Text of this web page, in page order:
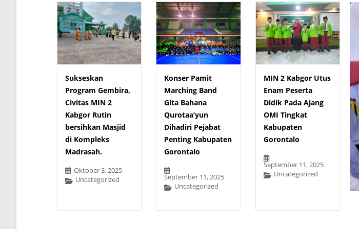
Sukseskan
Program Gembira,
Civitas MIN 2
Kabgor Rutin
bersihkan Masjid
di Kompleks
Madrasah.
Oktober 3, 2025
Uncategorized
Konser Pamit
Marching Band
Gita Bahana
Qurotaa’yun
Dihadiri Pejabat
Penting Kabupaten
Gorontalo
September 11, 2025
Uncategorized
MIN 2 Kabgor Utus
Enam Peserta
Didik Pada Ajang
OMI Tingkat
Kabupaten
Gorontalo
September 11, 2025
Uncategorized